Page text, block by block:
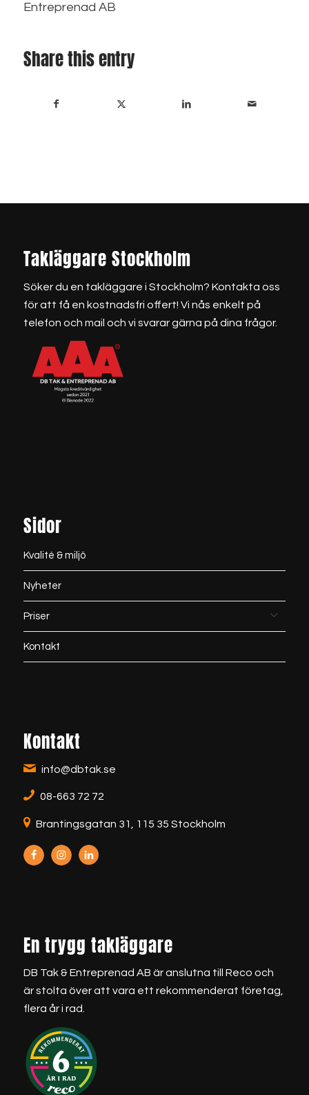
Entreprenad AB
Share this entry
Takläggare Stockholm
Söker du en takläggare i Stockholm? Kontakta oss
för att få en kostnadsfri offert! Vi nås enkelt på
telefon och mail och vi svarar gärna på dina frågor.
Sidor
Kvalité & miljö
Nyheter
Priser
Kontakt
Kontakt
info@dbtak.se
08-663 72 72
Brantingsgatan 31, 115 35 Stockholm
En trygg takläggare
DB Tak & Entreprenad AB är anslutna till Reco och
är stolta över att vara ett rekommenderat företag,
flera år i rad.